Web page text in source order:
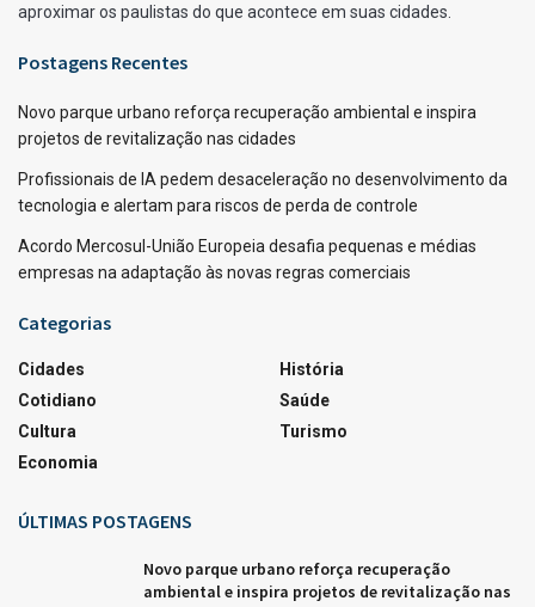
aproximar os paulistas do que acontece em suas cidades.
Postagens Recentes
Novo parque urbano reforça recuperação ambiental e inspira
projetos de revitalização nas cidades
Profissionais de IA pedem desaceleração no desenvolvimento da
tecnologia e alertam para riscos de perda de controle
Acordo Mercosul-União Europeia desafia pequenas e médias
empresas na adaptação às novas regras comerciais
Categorias
Cidades
Cotidiano
Cultura
Economia
História
Saúde
Turismo
ÚLTIMAS POSTAGENS
Novo parque urbano reforça recuperação
ambiental e inspira projetos de revitalização nas